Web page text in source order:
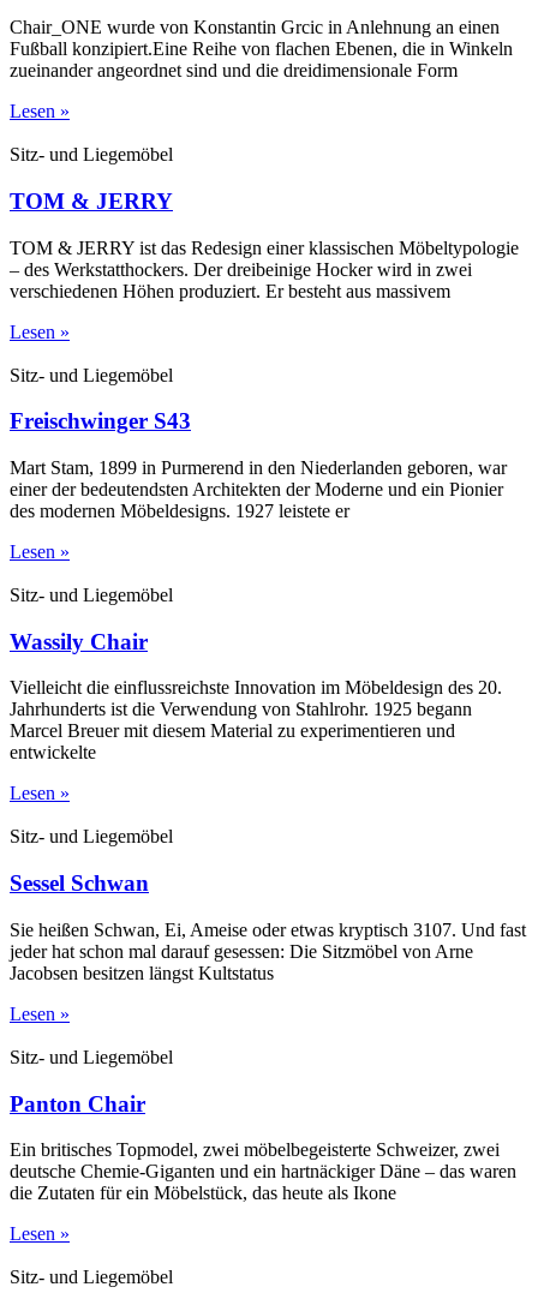
Chair_ONE wurde von Konstantin Grcic in Anlehnung an einen
Fußball konzipiert.Eine Reihe von flachen Ebenen, die in Winkeln
zueinander angeordnet sind und die dreidimensionale Form
Lesen »
Sitz- und Liegemöbel
TOM & JERRY
TOM & JERRY ist das Redesign einer klassischen Möbeltypologie
– des Werkstatthockers. Der dreibeinige Hocker wird in zwei
verschiedenen Höhen produziert. Er besteht aus massivem
Lesen »
Sitz- und Liegemöbel
Freischwinger S43
Mart Stam, 1899 in Purmerend in den Niederlanden geboren, war
einer der bedeutendsten Architekten der Moderne und ein Pionier
des modernen Möbeldesigns. 1927 leistete er
Lesen »
Sitz- und Liegemöbel
Wassily Chair
Vielleicht die einflussreichste Innovation im Möbeldesign des 20.
Jahrhunderts ist die Verwendung von Stahlrohr. 1925 begann
Marcel Breuer mit diesem Material zu experimentieren und
entwickelte
Lesen »
Sitz- und Liegemöbel
Sessel Schwan
Sie heißen Schwan, Ei, Ameise oder etwas kryptisch 3107. Und fast
jeder hat schon mal darauf gesessen: Die Sitzmöbel von Arne
Jacobsen besitzen längst Kultstatus
Lesen »
Sitz- und Liegemöbel
Panton Chair
Ein britisches Topmodel, zwei möbelbegeisterte Schweizer, zwei
deutsche Chemie-Giganten und ein hartnäckiger Däne – das waren
die Zutaten für ein Möbelstück, das heute als Ikone
Lesen »
Sitz- und Liegemöbel